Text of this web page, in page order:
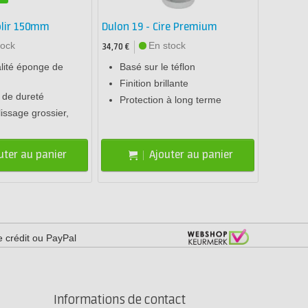
150mm
éponge de
dureté
grossier,
au panier
Dulon 19 - Cire Premium
34,70 €
En stock
Basé sur le téflon
Finition brillante
Protection à long terme
Ajouter au panier
crédit ou PayPal
Informations de contact